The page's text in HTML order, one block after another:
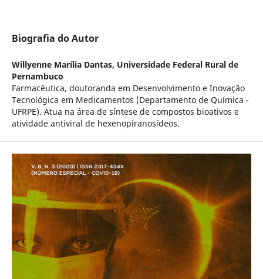
Biografia do Autor
Willyenne Marília Dantas, Universidade Federal Rural de
Pernambuco
Farmacêutica, doutoranda em Desenvolvimento e Inovação
Tecnológica em Medicamentos (Departamento de Química -
UFRPE). Atua na área de síntese de compostos bioativos e
atividade antiviral de hexenopiranosídeos.